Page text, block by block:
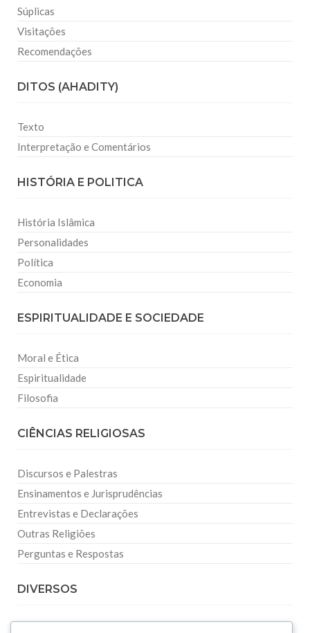
Súplicas
Visitações
Recomendações
DITOS (AHADITY)
Texto
Interpretação e Comentários
HISTÓRIA E POLITICA
História Islâmica
Personalidades
Política
Economia
ESPIRITUALIDADE E SOCIEDADE
Moral e Ética
Espiritualidade
Filosofia
CIÊNCIAS RELIGIOSAS
Discursos e Palestras
Ensinamentos e Jurisprudências
Entrevistas e Declarações
Outras Religiões
Perguntas e Respostas
DIVERSOS